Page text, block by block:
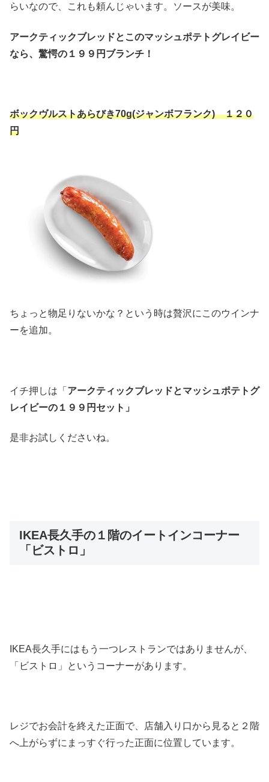
らいなので、これも頼んじゃいます。ソースが美味。
アークティックブレッドとこのマッシュポテトグレイビー
なら、驚愕の１９９円ブランチ！
ボックヴルストあらびき70g(ジャンボフランク) １２０
円
ちょっと物足りないかな？という時は贅沢にこのウインナ
ーを追加。
イチ押しは「 アークティックブレッドとマッシュポテトグ
レイビーの１９９円セット」
是非お試しくださいね。
IKEA長久手の１階のイートインコーナー
「ビストロ」
IKEA長久手にはもう一つレストランではありませんが、
「ビストロ」というコーナーがあります。
レジでお会計を終えた正面で、店舗入り口から見ると２階
へ上がらずにまっすぐ行った正面に位置しています。